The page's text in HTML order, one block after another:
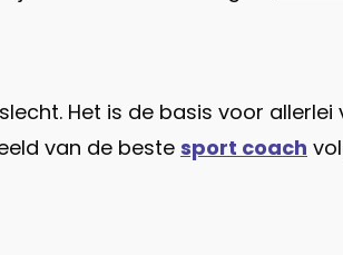
Het is de basis voor allerlei
van de beste sport coach